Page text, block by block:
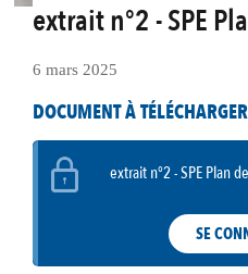
extrait n°2 - SPE
6 mars 2025
DOCUMENT À TÉLÉCHARGER
extrait n°2 - SPE Plan
SE